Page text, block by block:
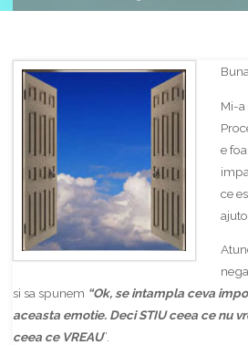
Mi-a
e
ce
si sa spunem “Ok, se intampla ceva
aceasta emotie. Deci STIU ceea ce nu
ceea ce VREAU”.